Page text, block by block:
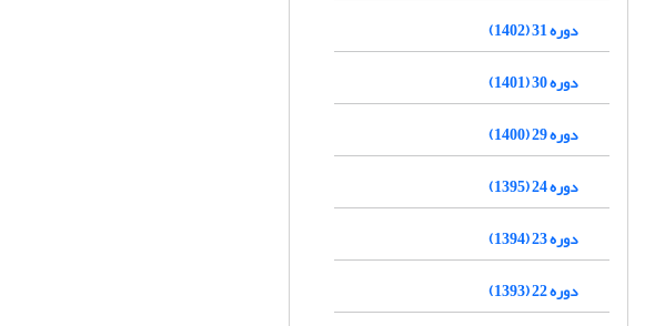
دوره 31 (1402)
دوره 30 (1401)
دوره 29 (1400)
دوره 24 (1395)
دوره 23 (1394)
دوره 22 (1393)